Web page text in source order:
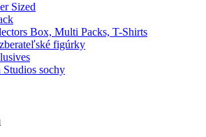
Sized
Box, Multi Packs, T-Shirts
figúrky
Studios sochy